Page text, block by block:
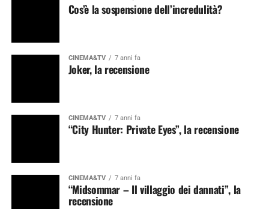
Cos’è la sospensione dell’incredulità?
CINEMA&TV 7 anni fa
Joker, la recensione
CINEMA&TV 7 anni fa
“City Hunter: Private Eyes”, la recensione
CINEMA&TV 7 anni fa
“Midsommar – Il villaggio dei dannati”, la
recensione